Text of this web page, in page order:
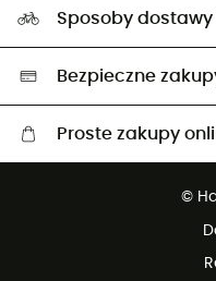
Ambasadorzy
Wybrane produkty eko
Sposoby dostawy
Bezpieczne
Proste zakupy
©